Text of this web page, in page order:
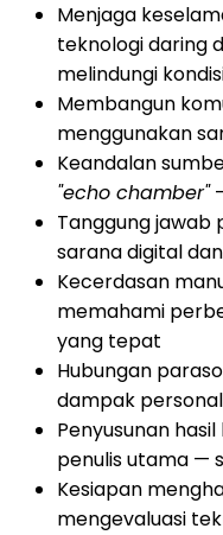
Menjaga
teknologi daring
melindungi
Membangun
menggunakan
Keandalan
"echo chamber"
Tanggung jawab
sarana digital
Kecerdasan
memahami
yang tepat
Hubungan
dampak
Penyusunan
penulis utama —
Kesiapan
mengevaluasi